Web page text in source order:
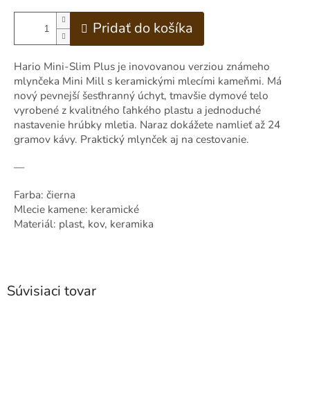
Pridať do košíka
Hario Mini-Slim Plus je inovovanou verziou známeho
mlynčeka Mini Mill s keramickými mlecími kameňmi. Má
nový pevnejší šesťhranný úchyt, tmavšie dymové telo
vyrobené z kvalitného ľahkého plastu a jednoduché
nastavenie hrúbky mletia. Naraz dokážete namlieť až 24
gramov kávy. Praktický mlynček aj na cestovanie.
—
Farba: čierna
Mlecie kamene: keramické
Materiál: plast, kov, keramika
Súvisiaci tovar